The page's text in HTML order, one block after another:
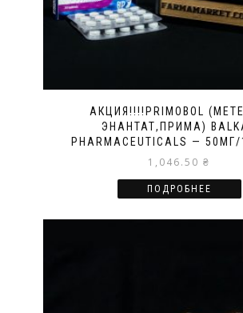
АКЦИЯ!!!!PRIMOBOL
ЭНАНТАТ,ПРИМА)
PHARMACEUTICALS —
1,046.50 ₴
ПОДРОБНЕЕ